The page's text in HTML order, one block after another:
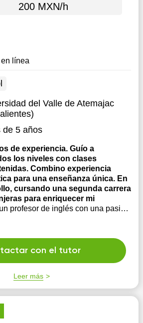
200 MXN/h
línea
del Valle de Atemajac
de 5 años
de experiencia. Guío a
los niveles con clases
Combino experiencia
para una enseñanza única. En
cursando una segunda carrera
para enriquecer mi
profesor de inglés con una pasión
idioma, nutrida por una constante
nativos y no nativos. Cuento
alto nivel de Cambridge y Oxford,
formación, actualmente
carrera en Lenguas...
con el tutor
Leer más